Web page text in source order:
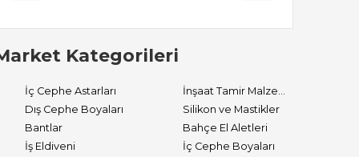
Kategorileri
İç Cephe Astarları
Dış Cephe Boyaları
Silikon ve Mastikler
Bantlar
Bahçe El Aletleri
İş Eldiveni
İç Cephe Boyaları